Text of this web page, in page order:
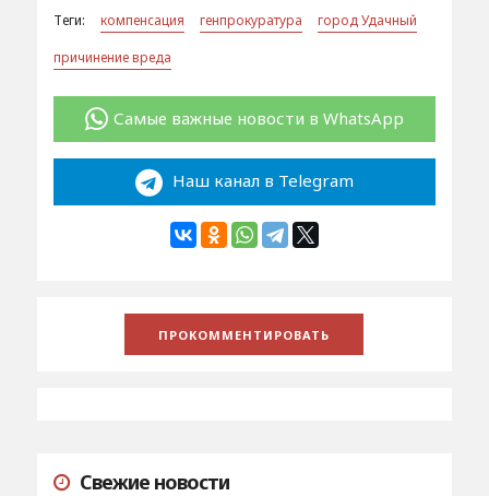
Теги: компенсация генпрокуратура
город Удачный
причинение вреда
Самые важные новости в WhatsApp
Наш канал в Telegram
Свежие новости